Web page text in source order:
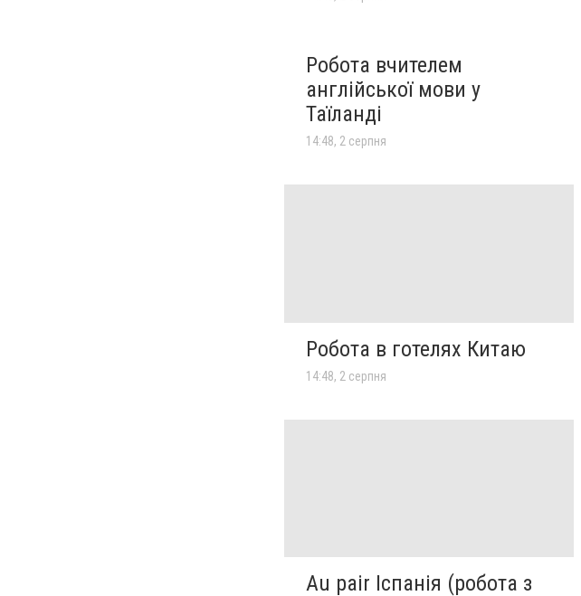
Робота вчителем
англійської мови у
Таїланді
14:48, 2 серпня
Робота в готелях Китаю
14:48, 2 серпня
Au pair Іспанія (робота з